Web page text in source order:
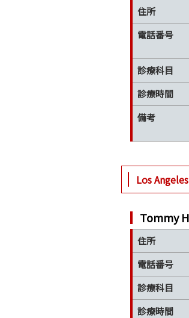
住所
電話番号
診療科目
診療時間
備考
Los
Tommy
住所
電話番号
診療科目
診療時間